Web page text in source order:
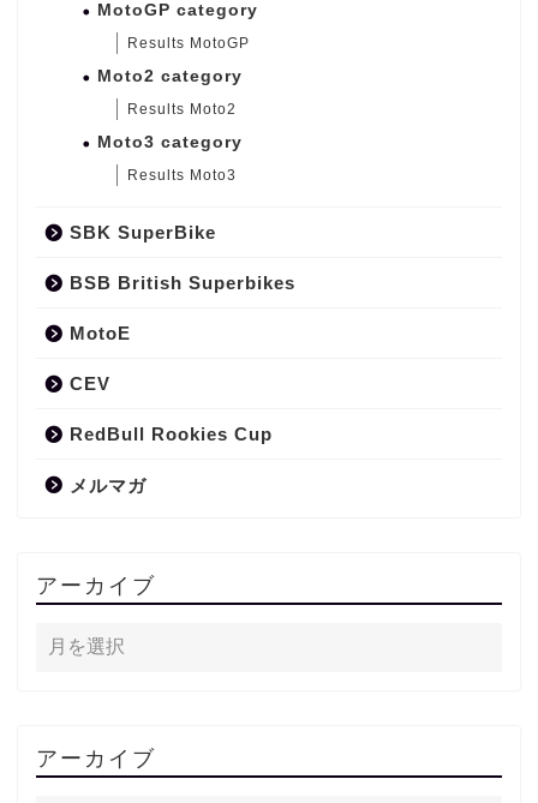
MotoGP category
Results MotoGP
Moto2 category
Results Moto2
Moto3 category
Results Moto3
SBK SuperBike
BSB British Superbikes
MotoE
CEV
RedBull Rookies Cup
メルマガ
アーカイブ
アーカイブ